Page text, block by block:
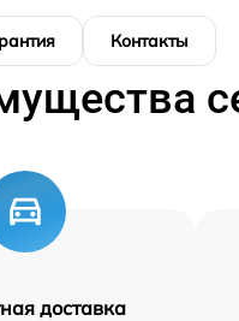
Контакты
доставка